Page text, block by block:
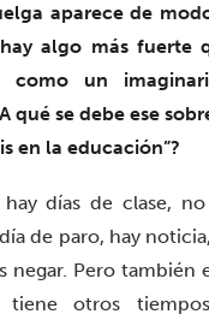
aparece de
algo más fuerte
como un
qué se debe ese
en la educación”?
días de clase,
de paro, hay
negar. Pero también
tiene otros